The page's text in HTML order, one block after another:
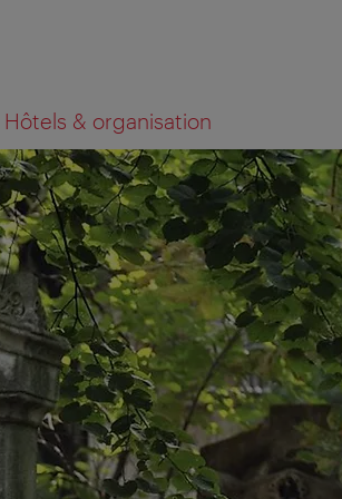
Hôtels & organisation
sur la carte RECHERCHE